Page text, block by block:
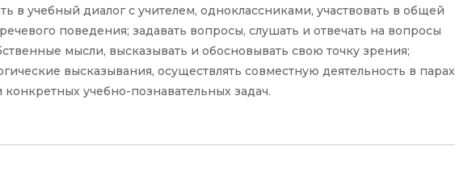
в учебный диалог с учителем, одноклассниками, участвовать в общей
поведения; задавать вопросы, слушать и отвечать на вопросы
мысли, высказывать и обосновывать свою точку зрения;
высказывания, осуществлять совместную деятельность в парах
конкретных учебно-познавательных задач.